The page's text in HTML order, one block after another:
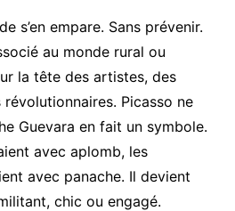
s’en empare. Sans prévenir.
au monde rural ou
la tête des artistes, des
Picasso ne
Guevara en fait un symbole.
avec aplomb, les
avec panache. Il devient
chic ou engagé.